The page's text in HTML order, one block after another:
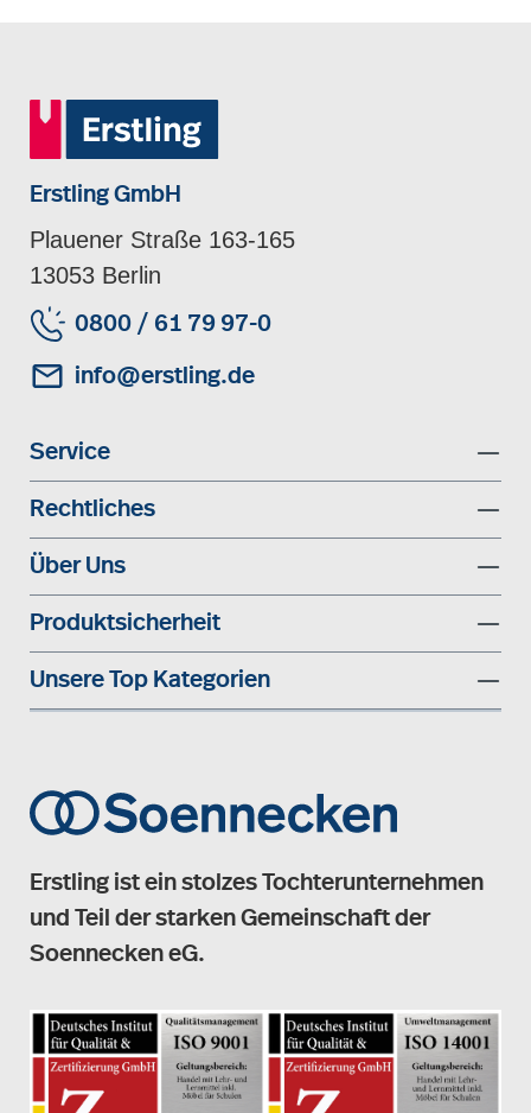
Erstling GmbH
Plauener Straße 163-165
13053 Berlin
0800 / 61 79 97-0
info@erstling.de
Service
Rechtliches
Über Uns
Produktsicherheit
Unsere Top Kategorien
Erstling ist ein stolzes Tochterunternehmen
und Teil der starken Gemeinschaft der
Soennecken eG.